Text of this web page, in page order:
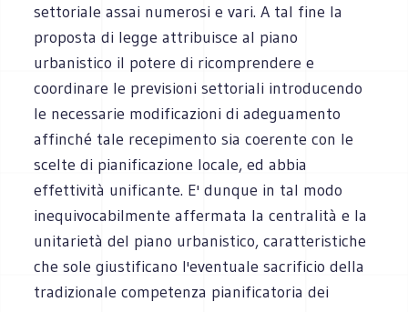
settoriale assai numerosi e vari. A tal fine la
proposta di legge attribuisce al piano
urbanistico il potere di ricomprendere e
coordinare le previsioni settoriali introducendo
le necessarie modificazioni di adeguamento
affinché tale recepimento sia coerente con le
scelte di pianificazione locale, ed abbia
effettività unificante. E' dunque in tal modo
inequivocabilmente affermata la centralità e la
unitarietà del piano urbanistico, caratteristiche
che sole giustificano l'eventuale sacrificio della
tradizionale competenza pianificatoria dei